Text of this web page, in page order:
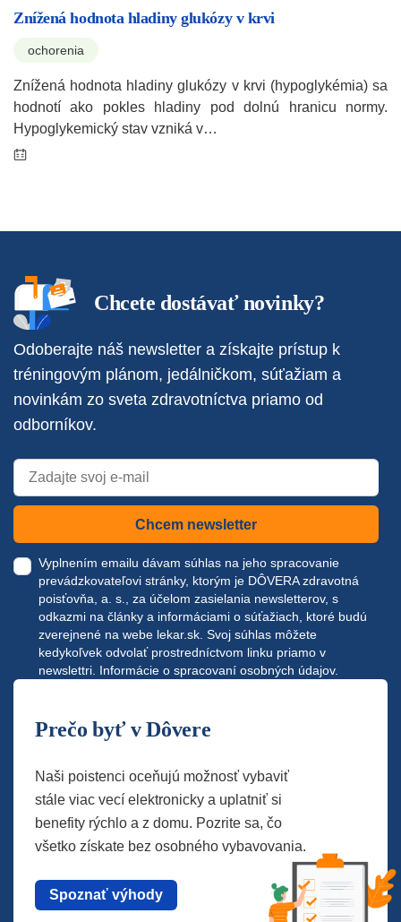
Znížená hodnota hladiny glukózy v krvi
ochorenia
Znížená hodnota hladiny glukózy v krvi (hypoglykémia) sa
hodnotí ako pokles hladiny pod dolnú hranicu normy.
Hypoglykemický stav vzniká v…
Chcete dostávať novinky?
Odoberajte náš newsletter a získajte prístup k
tréningovým plánom, jedálničkom, súťažiam a
novinkám zo sveta zdravotníctva priamo od
odborníkov.
Chcem newsletter
Vyplnením emailu dávam súhlas na jeho spracovanie
prevádzkovateľovi stránky, ktorým je DÔVERA zdravotná
poisťovňa, a. s., za účelom zasielania newsletterov, s
odkazmi na články a informáciami o súťažiach, ktoré budú
zverejnené na webe lekar.sk. Svoj súhlas môžete
kedykoľvek odvolať prostredníctvom linku priamo v
newslettri. Informácie o spracovaní osobných údajov.
Prečo byť v Dôvere
Naši poistenci oceňujú možnosť vybaviť
stále viac vecí elektronicky a uplatniť si
benefity rýchlo a z domu. Pozrite sa, čo
všetko získate bez osobného vybavovania.
Spoznať výhody